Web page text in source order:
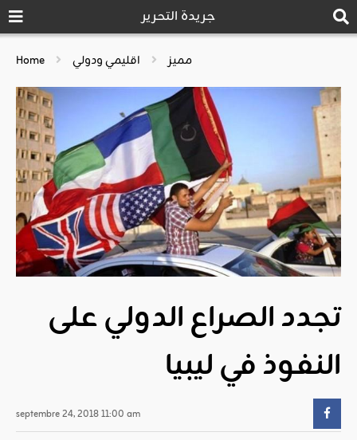
جريدة التحرير
Home مميز اقليمي ودولي
تجدد الصراع الدولي على
النفوذ في ليبيا
septembre 24, 2018 11:00 am